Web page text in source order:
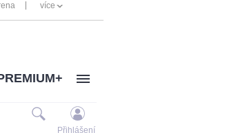
více
Přihlášení